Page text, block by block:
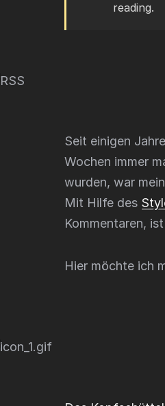
reading.
Seit einigen
Wochen immer
wurden, war
Mit Hilfe des
Kommentaren,
Hier möchte ich